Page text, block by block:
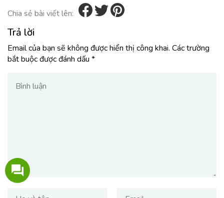
Chia sẻ bài viết lên:
Trả lời
Email của bạn sẽ không được hiển thị công khai. Các trường
bắt buộc được đánh dấu *